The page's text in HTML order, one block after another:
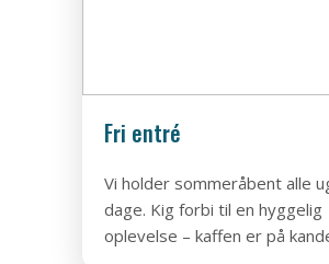
Fri entré
Vi holder sommeråbent alle
dage. Kig forbi til en hyggelig
oplevelse – kaffen er på